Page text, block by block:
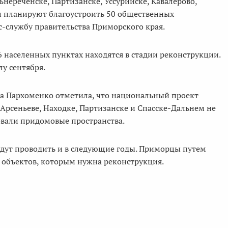
благоустроить 50 общественных
правительства Приморского края.
пунктах находятся в стадии реконструкции.
сентября.
Пархоменко отметила, что национальный проект
Находке, Партизанске и Спасске-Дальнем не
придомовые пространства.
проводить и в следующие годы. Приморцы путем
которым нужна реконструкция.